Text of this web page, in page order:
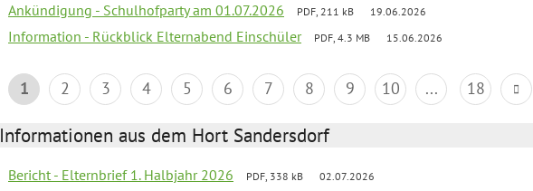
Ankündigung - Schulhofparty am 01.07.2026 PDF, 211 kB 19.06.2026
Information - Rückblick Elternabend Einschüler PDF, 4.3 MB 15.06.2026
1 2 3 4 5 6 7 8 9 10 ... 18
Informationen aus dem Hort Sandersdorf
Bericht - Elternbrief 1. Halbjahr 2026 PDF, 338 kB 02.07.2026